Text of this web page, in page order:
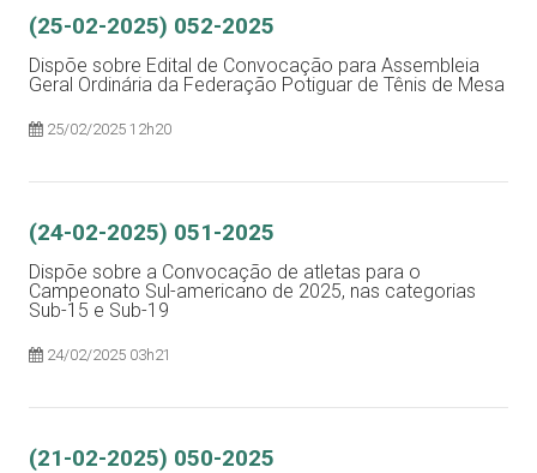
(25-02-2025) 052-2025
Dispõe sobre Edital de Convocação para Assembleia
Geral Ordinária da Federação Potiguar de Tênis de Mesa
25/02/2025 12h20
(24-02-2025) 051-2025
Dispõe sobre a Convocação de atletas para o
Campeonato Sul-americano de 2025, nas categorias
Sub-15 e Sub-19
24/02/2025 03h21
(21-02-2025) 050-2025